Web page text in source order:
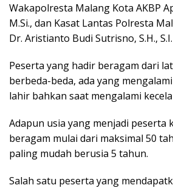
Wakapolresta Malang Kota AKBP
M.Si., dan Kasat Lantas Polresta
Dr. Aristianto Budi Sutrisno, S.H.,
Peserta yang hadir beragam dari
berbeda-beda, ada yang
lahir bahkan saat mengalami
Adapun usia yang menjadi peserta
beragam mulai dari maksimal 50
paling mudah berusia 5 tahun.
Salah satu peserta yang